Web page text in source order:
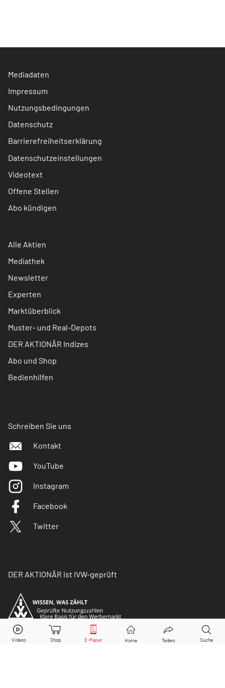
Mediadaten
Impressum
Nutzungsbedingungen
Datenschutz
Barrierefreiheitserklärung
Datenschutzeinstellungen
Videotext
Offene Stellen
Abo kündigen
Alle Aktien
Mediathek
Newsletter
Experten
Marktüberblick
Muster- und Real-Depots
DER AKTIONÄR Indizes
Abo und Shop
Bedienhilfen
Schreiben Sie uns
Kontakt
YouTube
Instagram
Facebook
Twitter
DER AKTIONÄR ist IVW-geprüft